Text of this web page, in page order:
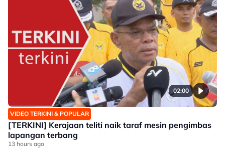
02:00
VIDEO TERKINI & POPULAR
[TERKINI] Kerajaan teliti naik taraf mesin pengimbas
lapangan terbang
13 hours ago